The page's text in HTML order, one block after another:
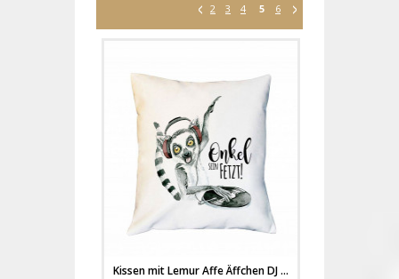
2 3 4 5 6
Kissen mit Lemur Affe Äffchen DJ & Spruch Onkel sein fetzt inklusive Füllung Dekokissen Zierkissen bedruckt ks239